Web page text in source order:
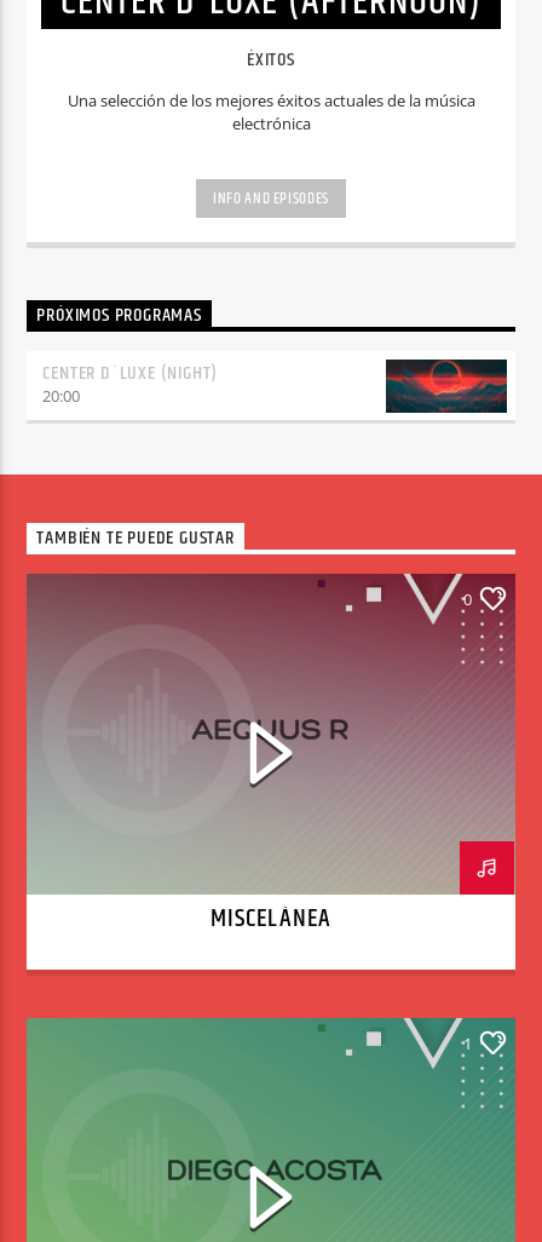
ÉXITOS
Una selección de los mejores éxitos actuales de la música
electrónica
INFO AND EPISODES
PRÓXIMOS PROGRAMAS
CENTER D´LUXE (NIGHT)
20:00
TAMBIÉN TE PUEDE GUSTAR
0
MISCELÁNEA
1